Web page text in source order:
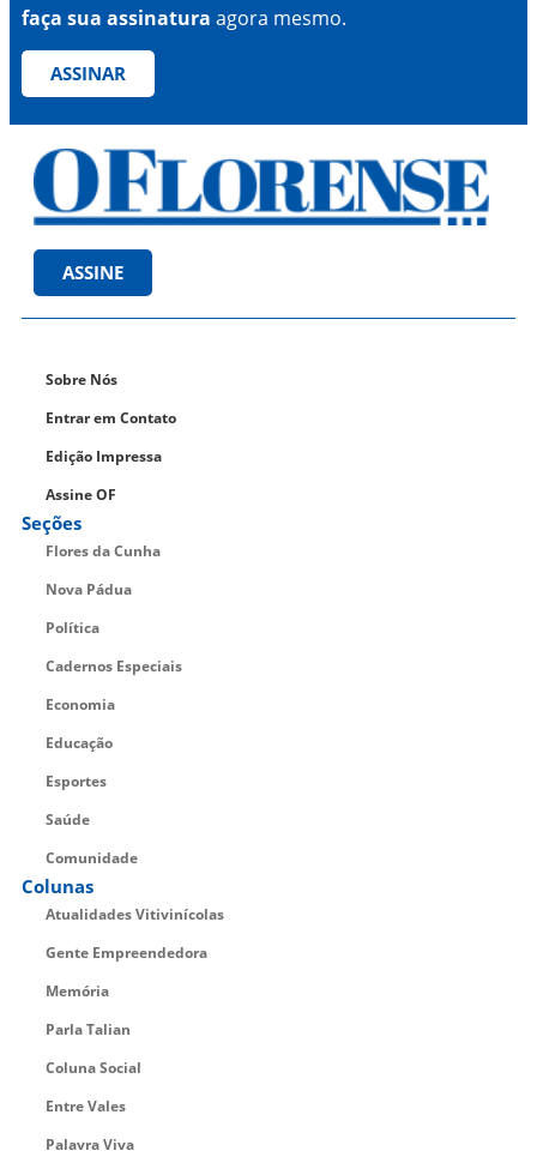
faça sua assinatura agora mesmo.
ASSINAR
ASSINE
Sobre Nós
Entrar em Contato
Edição Impressa
Assine OF
Seções
Flores da Cunha
Nova Pádua
Política
Cadernos Especiais
Economia
Educação
Esportes
Saúde
Comunidade
Colunas
Atualidades Vitivinícolas
Gente Empreendedora
Memória
Parla Talian
Coluna Social
Entre Vales
Palavra Viva